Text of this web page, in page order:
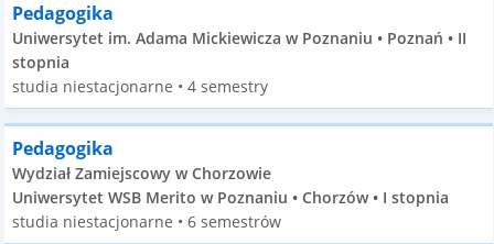
Pedagogika
Uniwersytet im. Adama Mickiewicza w Poznaniu • Poznań • II
stopnia
studia niestacjonarne • 4 semestry
Pedagogika
Wydział Zamiejscowy w Chorzowie
Uniwersytet WSB Merito w Poznaniu • Chorzów • I stopnia
studia niestacjonarne • 6 semestrów